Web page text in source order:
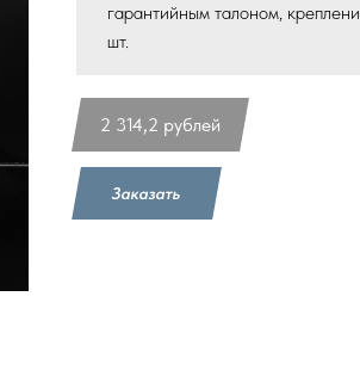
2 314,2 рублей
гарантийным талоном,
шт.
Заказать